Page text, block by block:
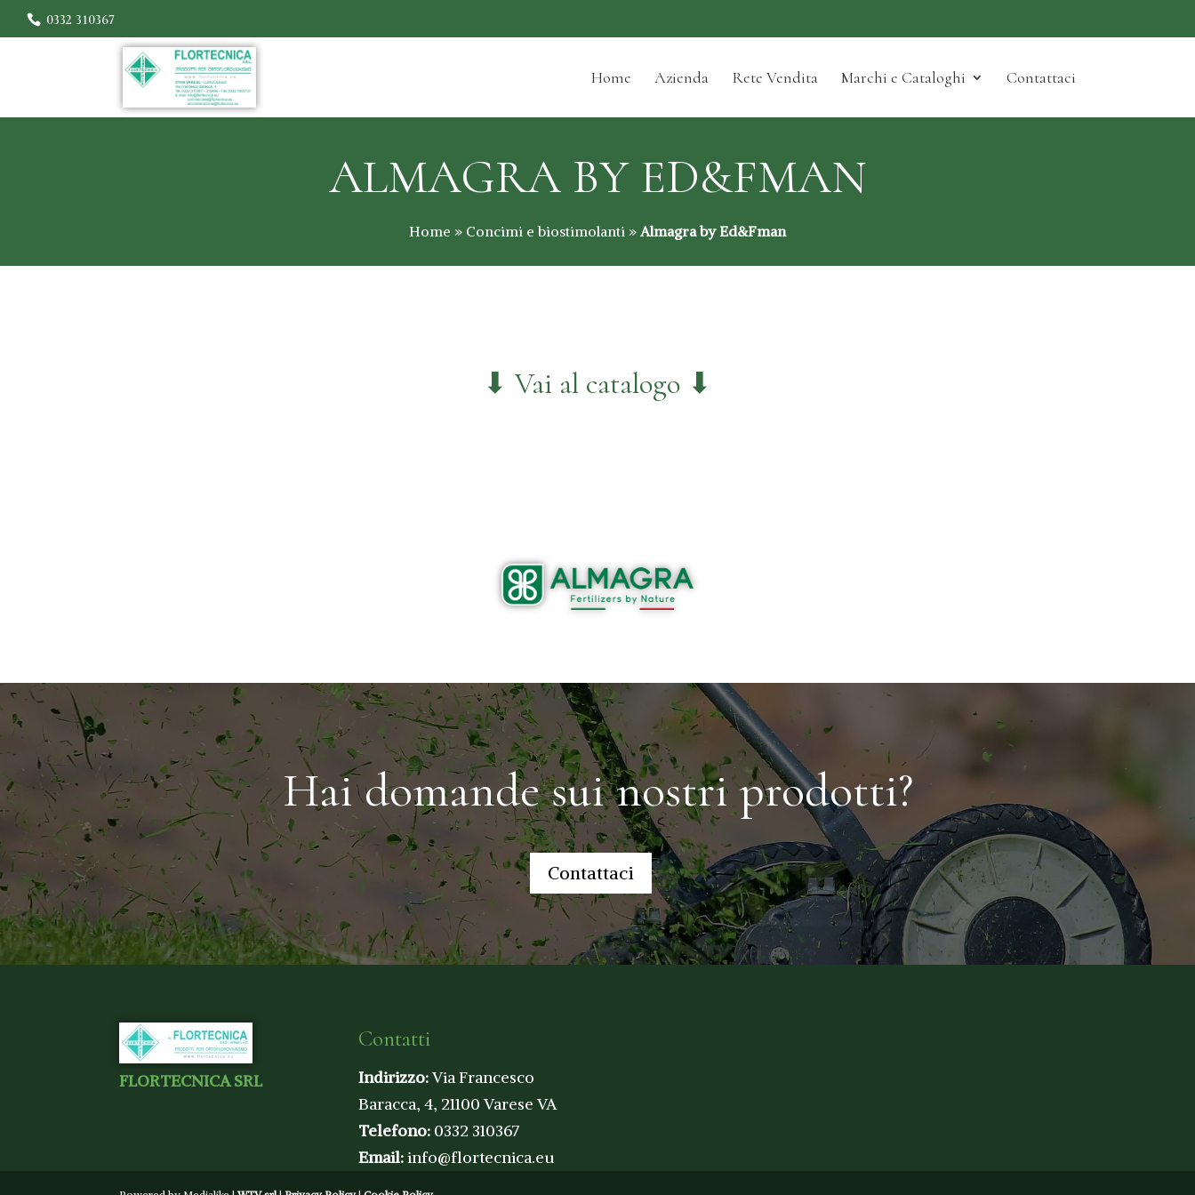
0332 310367
Home Azienda Rete Vendita Marchi e Cataloghi Contattaci
ALMAGRA BY ED&FMAN
Home » Concimi e biostimolanti » Almagra by Ed&Fman
⬇ Vai al catalogo ⬇
Hai domande sui nostri prodotti?
Contattaci
FLORTECNICA SRL
Contatti
Indirizzo:Via Francesco
Baracca, 4, 21100 Varese VA
Telefono: 0332 310367
Email:info@flortecnica.eu